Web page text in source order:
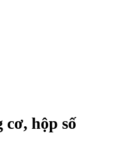
cơ, hộp số